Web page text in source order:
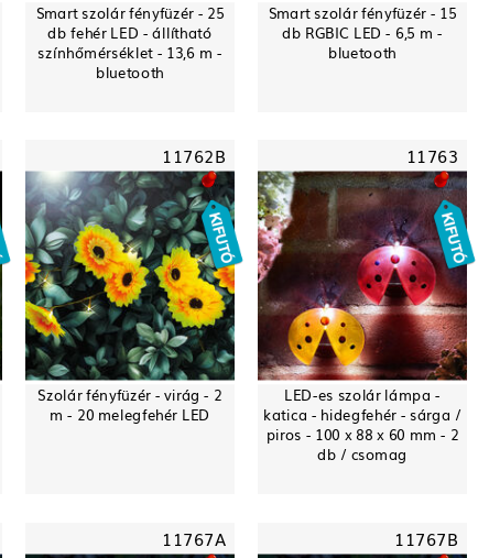
Smart szolár fényfüzér - 25
db fehér LED - állítható
színhőmérséklet - 13,6 m -
bluetooth
Smart szolár fényfüzér - 15
db RGBIC LED - 6,5 m -
bluetooth
11762B
Szolár fényfüzér - virág - 2
m - 20 melegfehér LED
11763
LED-es szolár lámpa -
katica - hidegfehér - sárga /
piros - 100 x 88 x 60 mm - 2
db / csomag
11767A 11767B